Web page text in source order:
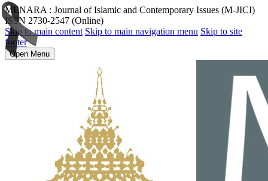
MENARA : Journal of Islamic and Contemporary Issues (M-JICI)
ISSN 2730-2547 (Online)
Skip to main content Skip to main navigation menu Skip to site
footer
Open Menu